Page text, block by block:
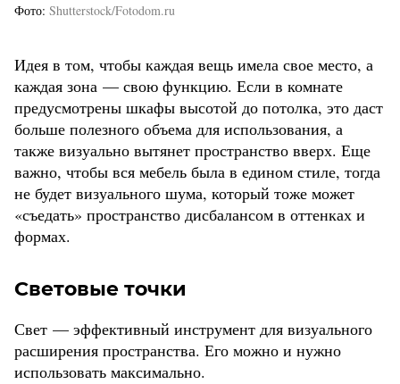
Фото Shutterstock/Fotodom.ru
Идея в том, чтобы каждая вещь имела свое место, а
каждая зона — свою функцию. Если в комнате
предусмотрены шкафы высотой до потолка, это даст
больше полезного объема для использования, а
также визуально вытянет пространство вверх. Еще
важно, чтобы вся мебель была в едином стиле, тогда
не будет визуального шума, который тоже может
«съедать» пространство дисбалансом в оттенках и
формах.
Световые точки
Свет — эффективный инструмент для визуального
расширения пространства. Его можно и нужно
использовать максимально.